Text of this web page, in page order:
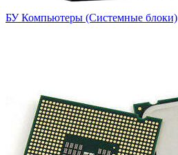
БУ Компьютеры (Системные блоки)